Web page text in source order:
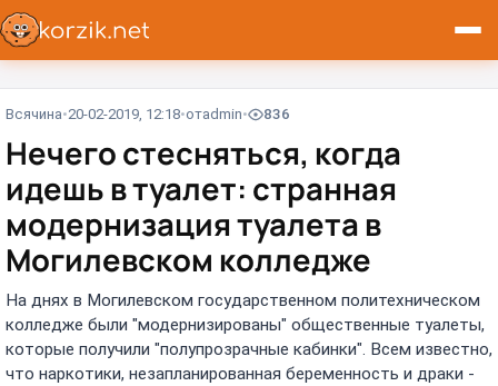
Всячина 20-02-2019, 12:18 отadmin 836
Нечего стесняться, когда
идешь в туалет: странная
модернизация туалета в
Могилевском колледже
На днях в Могилевском государственном политехническом
колледже были "модернизированы" общественные туалеты,
которые получили "полупрозрачные кабинки". Всем известно,
что наркотики, незапланированная беременность и драки -